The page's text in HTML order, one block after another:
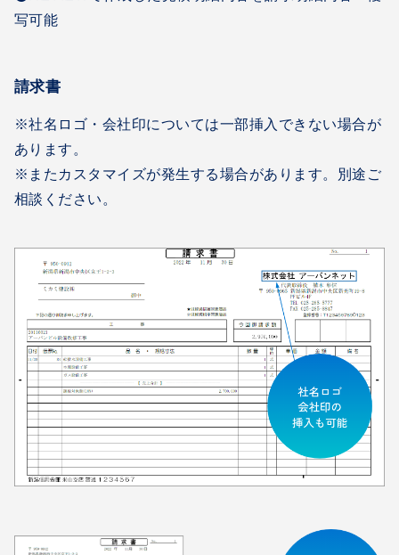
写可能
請求書
※社名ロゴ・会社印については一部挿入できない場合が
あります。
※またカスタマイズが発生する場合があります。別途ご
相談ください。